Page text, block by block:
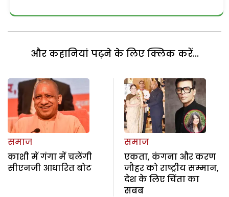
और कहानियां पढ़ने के लिए क्लिक करें...
समाज
काशी में गंगा में चलेंगी
सीएनजी आधारित बोट
समाज
एकता, कंगना और करण
जौहर को राष्ट्रीय सम्मान,
देश के लिए चिंता का
सबब